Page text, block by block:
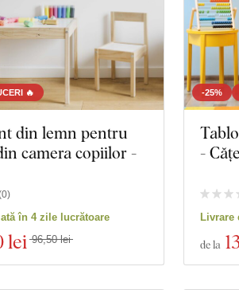
🔥
din lemn pentru
camera copiilor -
0)
în 4 zile lucrătoare
lei 96,50 lei
-25%
-
Livrare
de la